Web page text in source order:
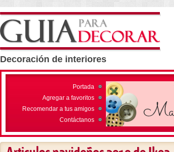
Decoración de interiores
Portada
Agregar a favoritos
Recomendar a tus amigos
Contáctanos